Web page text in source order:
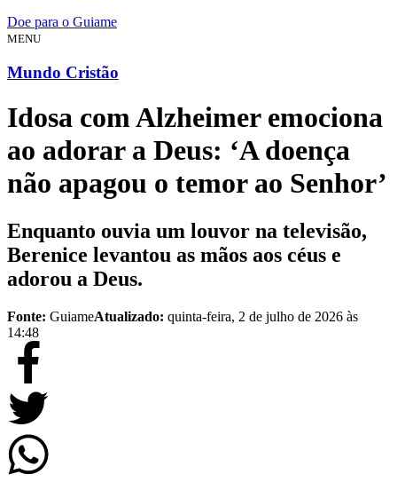
Doe para o Guiame
MENU
Mundo Cristão
Idosa com Alzheimer emociona
ao adorar a Deus: ‘A doença
não apagou o temor ao Senhor’
Enquanto ouvia um louvor na televisão,
Berenice levantou as mãos aos céus e
adorou a Deus.
Fonte: GuiameAtualizado: quinta-feira, 2 de julho de 2026 às
14:48